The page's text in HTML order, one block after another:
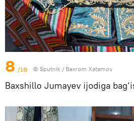
8 /18 © Sputnik / Baxrom Xatamov
Baxshillo Jumayev ijodiga